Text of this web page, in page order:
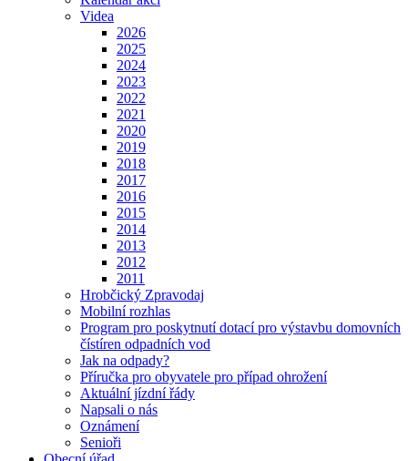
Videa
2026
2025
2024
2023
2022
2021
2020
2019
2018
2017
2016
2015
2014
2013
2012
2011
Hrobčický Zpravodaj
Mobilní rozhlas
Program pro poskytnutí dotací pro výstavbu domovních
čístíren odpadních vod
Jak na odpady?
Příručka pro obyvatele pro případ ohrožení
Aktuální jízdní řády
Napsali o nás
Oznámení
Senioři